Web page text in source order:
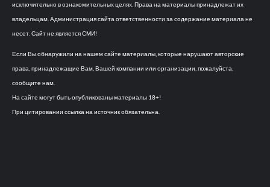
исключительно в ознакомительных целях. Права на материалы принадлежат их
владельцам. Администрация сайта ответственности за содержание материала не
несет. Сайт не является СМИ!
Если Вы обнаружили на нашем сайте материалы, которые нарушают авторские
права, принадлежащие Вам, Вашей компании или организации, пожалуйста,
сообщите нам.
На сайте могут быть опубликованы материалы 18+!
При цитировании ссылка на источник обязательна.